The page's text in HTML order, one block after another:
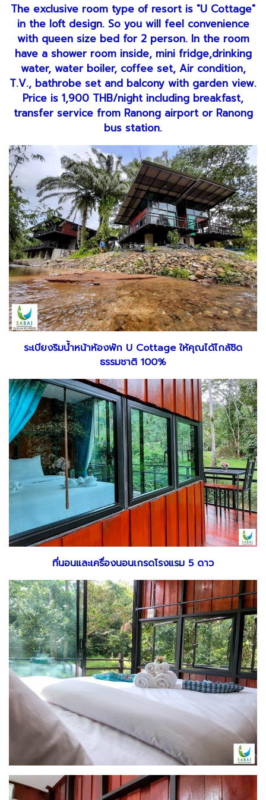
The exclusive room type of resort is "U Cottage"
in the loft design. So you will feel convenience
with queen size bed for 2 person. In the room
have a shower room inside, mini fridge,drinking
water, water boiler, coffee set, Air condition,
T.V., bathrobe set and balcony with garden view.
Price is 1,900 THB/night including breakfast,
transfer service from Ranong airport or Ranong
bus station.
ระเบียงริมน้ำหน้าห้องพัก U Cottage ให้คุณได้ไกล้ชิด
ธรรมชาติ 100%
ที่นอนและเครื่องนอนเกรดโรงแรม 5 ดาว